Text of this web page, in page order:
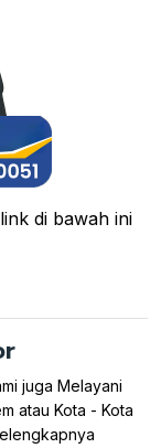
di bawah ini
juga Melayani
atau Kota - Kota